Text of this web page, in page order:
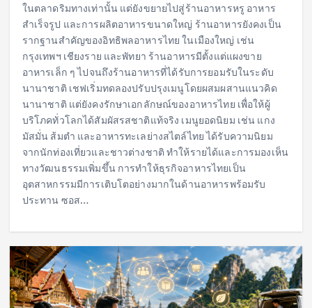
ในตลาดริมทางเท่านั้น แต่ยังขยายไปสู่ร้านอาหารหรู อาหาร
สำเร็จรูป และการผลิตอาหารขนาดใหญ่ ร้านอาหารยังคงเป็น
รากฐานสำคัญของอิทธิพลอาหารไทย ในเมืองใหญ่ เช่น
กรุงเทพฯ เชียงราย และพัทยา ร้านอาหารมีตั้งแต่แผงขาย
อาหารเล็ก ๆ ไปจนถึงร้านอาหารที่ได้รับการยอมรับในระดับ
นานาชาติ เชฟเริ่มทดลองปรับปรุงเมนูโดยผสมผสานแนวคิด
นานาชาติ แต่ยังคงรักษาเอกลักษณ์ของอาหารไทย เพื่อให้ผู้
บริโภคทั่วโลกได้สัมผัสรสชาติแท้จริง เมนูยอดนิยม เช่น แกง
มัสมั่น ส้มตำ และอาหารทะเลย่างสไตล์ไทย ได้รับความนิยม
จากนักท่องเที่ยวและชาวต่างชาติ ทำให้รายได้และการมองเห็น
ทางวัฒนธรรมเพิ่มขึ้น การทำให้ธุรกิจอาหารไทยเป็น
อุตสาหกรรมมีการเติบโตอย่างมากในด้านอาหารพร้อมรับ
ประทาน ซอส…